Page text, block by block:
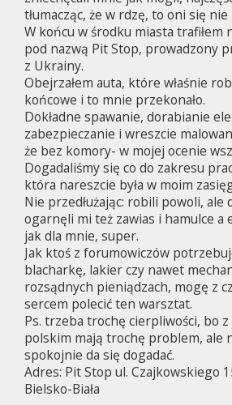
tłumacząc, że w rdzę, to oni się nie
W końcu w środku miasta trafiłem
pod nazwą Pit Stop, prowadzony
z Ukrainy.
Obejrzałem auta, które właśnie
końcowe i to mnie przekonało.
Dokładne spawanie, dorabianie
zabezpieczanie i wreszcie
że bez komory- w mojej ocenie
Dogadaliśmy się co do zakresu
która nareszcie była w moim
Nie przedłużając: robili powoli, ale
ogarnęli mi też zawias i hamulce a
jak dla mnie, super.
Jak ktoś z forumowiczów
blacharkę, lakier czy nawet
rozsądnych pieniądzach, mogę z
sercem polecić ten warsztat.
Ps. trzeba trochę cierpliwości, bo
polskim mają trochę problem, ale
spokojnie da się dogadać.
Adres: Pit Stop ul. Czajkowskiego
Bielsko-Biała